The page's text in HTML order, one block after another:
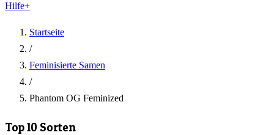
Hilfe+
Startseite
/
Feminisierte Samen
/
Phantom OG Feminized
Top 10 Sorten